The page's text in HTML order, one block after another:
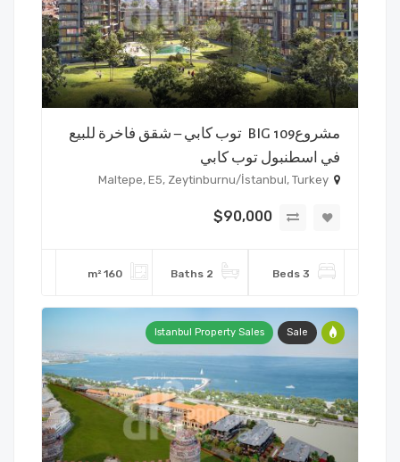
مشروعBIG 109 توب كابي – شقق فاخرة للبيع
في اسطنبول توب كابي
$90,000
3 Beds
2 Baths
160 m²
Sale
Istanbul Property Sales